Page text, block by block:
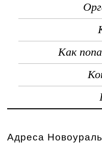
Как
Адреса